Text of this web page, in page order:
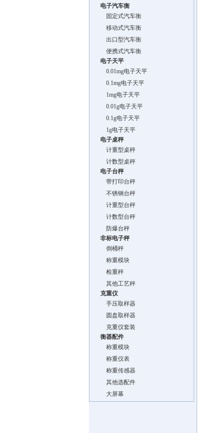
电子汽车衡
固定式汽车衡
移动式汽车衡
出口型汽车衡
便携式汽车衡
电子天平
0.01mg电子天平
0.1mg电子天平
1mg电子天平
0.01g电子天平
0.1g电子天平
1g电子天平
电子桌秤
计重型桌秤
计数型桌秤
电子台秤
带打印台秤
不锈钢台秤
计重型台秤
计数型台秤
防爆台秤
非标电子秤
倒桶秤
称重模块
检重秤
其他工艺秤
克重仪
手压取样器
圆盘取样器
克重仪套装
衡器配件
称重模块
称重仪表
称重传感器
其他选配件
大屏幕